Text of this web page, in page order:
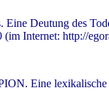
Eine Deutung des
Internet: http://
Eine lexikalische